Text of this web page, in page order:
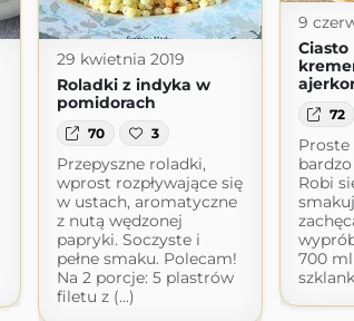
9
Ciasto
72
Proste
Robi
700
29 kwietnia 2019
Roladki z indyka w
pomidorach
70 3
Przepyszne roladki,
wprost rozpływające się
w ustach, aromatyczne
z nutą wędzonej
papryki. Soczyste i
pełne smaku. Polecam!
Na 2 porcje: 5 plastrów
filetu z (...)